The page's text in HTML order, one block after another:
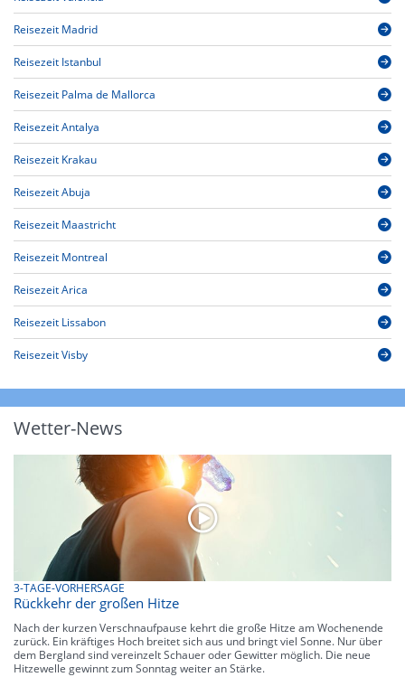
Reisezeit Madrid
Reisezeit Istanbul
Reisezeit Palma de Mallorca
Reisezeit Antalya
Reisezeit Krakau
Reisezeit Abuja
Reisezeit Maastricht
Reisezeit Montreal
Reisezeit Arica
Reisezeit Lissabon
Reisezeit Visby
Wetter-News
3-TAGE-VORHERSAGE
Rückkehr der großen Hitze
Nach der kurzen Verschnaufpause kehrt die große Hitze am Wochenende
zurück. Ein kräftiges Hoch breitet sich aus und bringt viel Sonne. Nur über
dem Bergland sind vereinzelt Schauer oder Gewitter möglich. Die neue
Hitzewelle gewinnt zum Sonntag weiter an Stärke.